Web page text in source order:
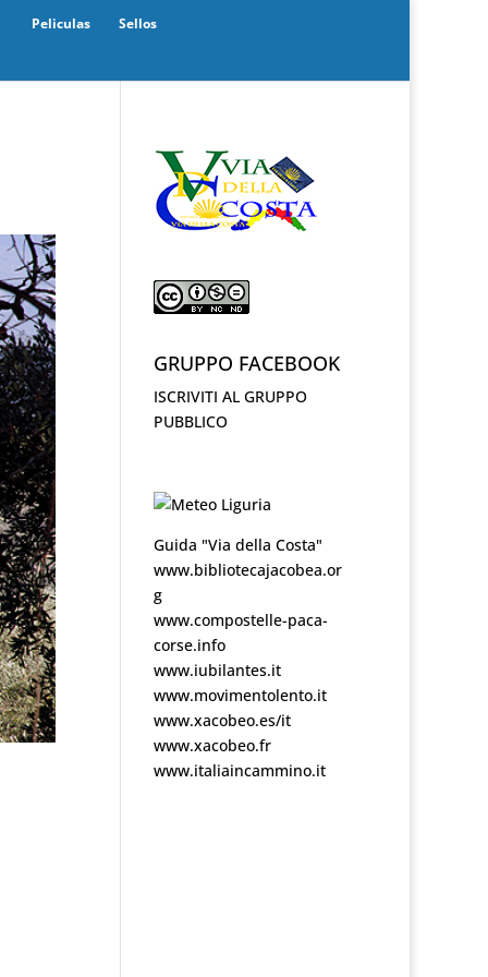
Peliculas
Sellos
GRUPPO FACEBOOK
ISCRIVITI AL GRUPPO
PUBBLICO
Guida "Via della Costa"
www.bibliotecajacobea.or
g
www.compostelle-paca-
corse.info
www.iubilantes.it
www.movimentolento.it
www.xacobeo.es/it
www.xacobeo.fr
www.italiaincammino.it